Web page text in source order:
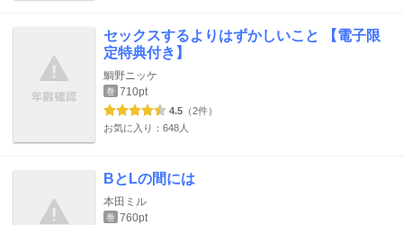
セックスするよりはずかしいこと 【電子限
定特典付き】
鯛野ニッケ
巻 710pt
4.5 （2件）
お気に入り：648人
BとLの間には
本田ミル
巻 760pt